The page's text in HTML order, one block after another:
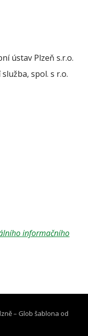
ústav Plzeň s.r.o.
spol. s r.o.
informačního
– Glob šablona od